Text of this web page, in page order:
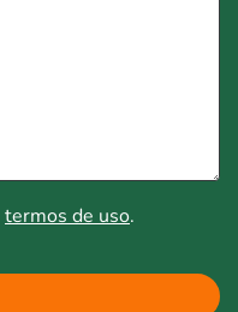
termos de uso.